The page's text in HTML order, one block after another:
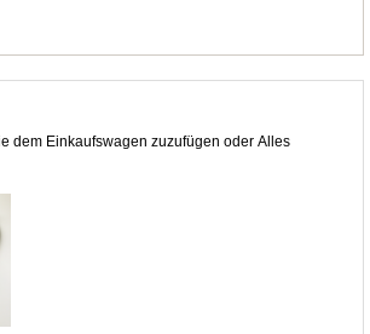
dem Einkaufswagen zuzufügen oder Alles